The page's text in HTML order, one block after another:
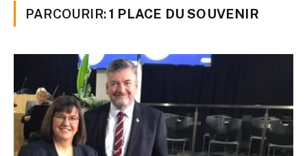
PARCOURIR:1 PLACE DU SOUVENIR